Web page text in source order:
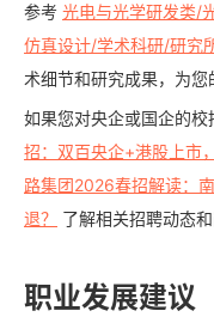
参考 光电与光学研发类/
仿真设计/学术科研/研究
术细节和研究成果，为您
如果您对央企或国企的
招：双百央企+港股上市
路集团2026春招解读：
退？
了解相关招聘动态和
职业发展建议